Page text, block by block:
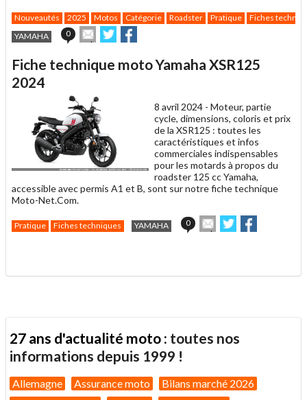
Nouveautés 2025 Motos Catégorie Roadster Pratique
Fiches
YAMAHA
0
Envoyer
cet
à
Partager
sur sur
Fiche technique moto Yamaha XSR125
2024
8 avril 2024 - Moteur, partie
cycle, dimensions, coloris et prix
de la XSR125 : toutes les
caractéristiques et infos
commerciales indispensables
pour les motards à propos du
roadster 125 cc Yamaha,
accessible avec permis A1 et B, sont sur notre fiche technique
Moto-Net.Com.
Pratique Fiches techniques YAMAHA 0
Envoyer
cet
ami
Partager
sur sur
27 ans d'actualité moto : toutes nos
informations depuis 1999 !
Allemagne Assurance moto
Bilans marché 2026